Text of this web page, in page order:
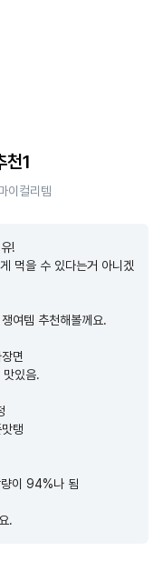
천1
이컬리템
!
먹을 수 있다는거 아니겠
여템 추천해볼께요.
면
맛있음.
탱
량이 94%나 됨
.